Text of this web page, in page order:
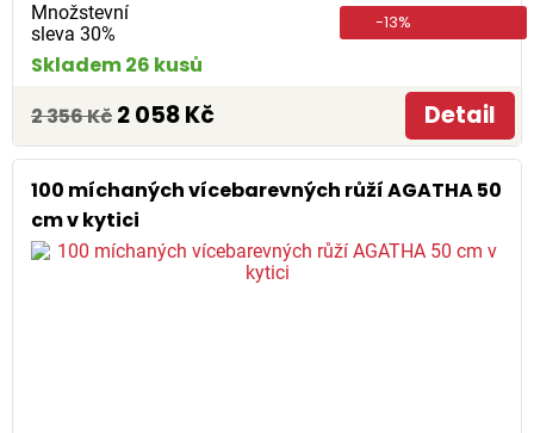
Množstevní
sleva 30%
-13%
Skladem 26 kusů
2 356 Kč 2 058 Kč Detail
100 míchaných vícebarevných růží AGATHA 50
cm v kytici